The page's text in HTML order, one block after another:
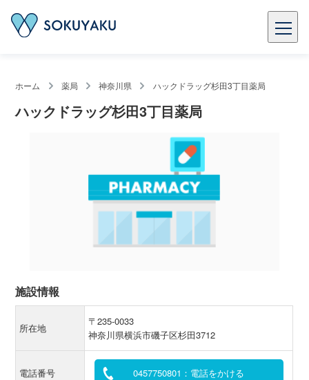
ホーム 薬局 神奈川県 ハックドラッグ杉田3丁目薬局
ハックドラッグ杉田3丁目薬局
施設情報
所在地
〒235-0033
神奈川県横浜市磯子区杉田3712
電話番号 0457750801：電話をかける